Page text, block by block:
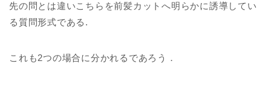
先の問とは違いこちらを前髪カットへ明らかに誘導してい
る質問形式である.
これも2つの場合に分かれるであろう．